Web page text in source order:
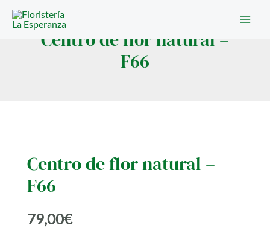
contenidoCentro de flor natural –
F66
Centro de flor natural –
F66
79,00€